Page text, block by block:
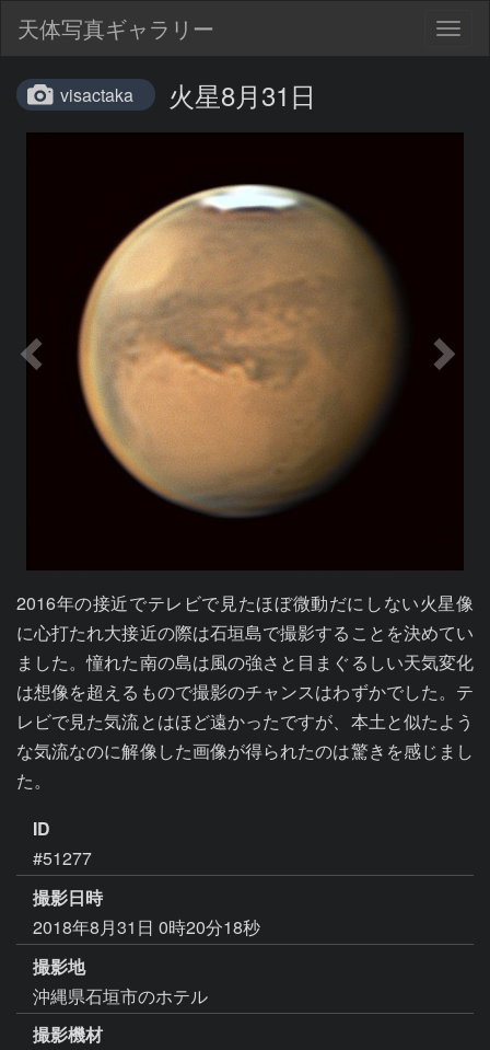
天体写真ギャラリー
visactaka 火星8月31日
2016年の接近でテレビで見たほぼ微動だにしない火星像
に心打たれ大接近の際は石垣島で撮影することを決めてい
ました。憧れた南の島は風の強さと目まぐるしい天気変化
は想像を超えるもので撮影のチャンスはわずかでした。テ
レビで見た気流とはほど遠かったですが、本土と似たよう
な気流なのに解像した画像が得られたのは驚きを感じまし
た。
ID
#51277
撮影日時
2018年8月31日 0時20分18秒
撮影地
沖縄県石垣市のホテル
撮影機材